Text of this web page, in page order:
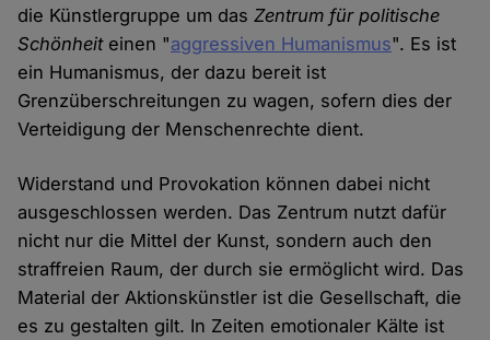
die Künstlergruppe um dasZentrum für politische
Schönheiteinen "aggressiven Humanismus". Es ist
ein Humanismus, der dazu bereit ist
Grenzüberschreitungen zu wagen, sofern dies der
Verteidigung der Menschenrechte dient.
Widerstand und Provokation können dabei nicht
ausgeschlossen werden. Das Zentrum nutzt dafür
nicht nur die Mittel der Kunst, sondern auch den
straffreien Raum, der durch sie ermöglicht wird. Das
Material der Aktionskünstler ist die Gesellschaft, die
es zu gestalten gilt. In Zeiten emotionaler Kälte ist